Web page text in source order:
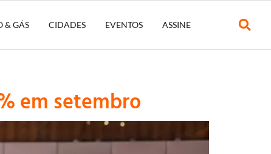
& GÁS CIDADES EVENTOS ASSINE
em setembro